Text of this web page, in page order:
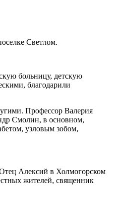
Светлом.
больницу, детскую
благодарили
Профессор Валерия
Смолин, в основном,
узловым зобом,
Алексий в Холмогорском
жителей, священник